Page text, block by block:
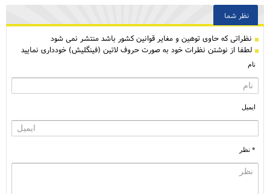
نظر شما
نظراتی كه حاوی توهین و مغایر قوانین کشور باشد منتشر نمی شود
لطفا از نوشتن نظرات خود به صورت حروف لاتین (فینگلیش) خودداری نمایید
نام
ایمیل
* نظر